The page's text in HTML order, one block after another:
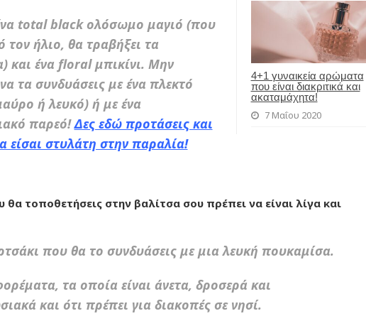
4+1 γυναικεία αρώματα
που είναι διακριτικά και
ακαταμάχητα!
7 Μαΐου 2020
total black ολόσωμο μαγιό (που
τον ήλιο, θα τραβήξει τα
και ένα floral μπικίνι. Μην
τα συνδυάσεις με ένα πλεκτό
ή λευκό) ή με ένα
παρεό! Δες εδώ προτάσεις και
είσαι στυλάτη στην παραλία!
τοποθετήσεις στην βαλίτσα σου πρέπει να είναι λίγα και
που θα το συνδυάσεις με μια λευκή πουκαμίσα.
τα οποία είναι άνετα, δροσερά και
και ότι πρέπει για διακοπές σε νησί.